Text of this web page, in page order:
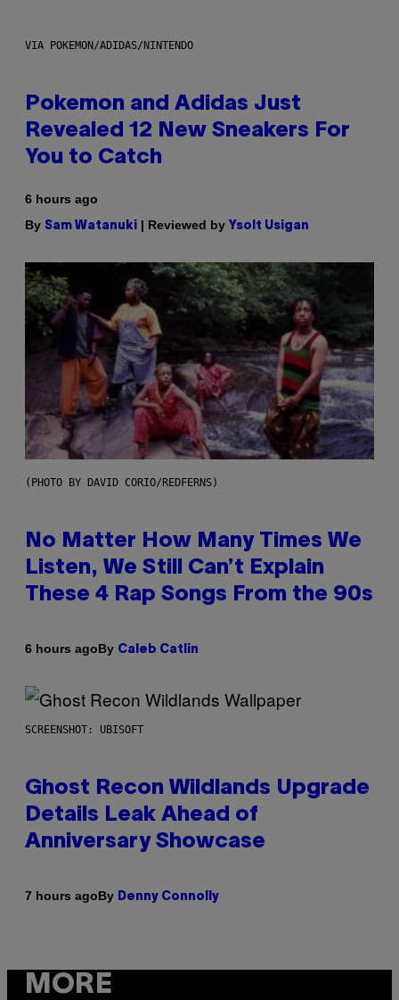
VIA POKEMON/ADIDAS/NINTENDO
Pokemon and Adidas Just
Revealed 12 New Sneakers For
You to Catch
6 hours ago
By Sam Watanuki | Reviewed by Ysolt Usigan
(PHOTO BY DAVID CORIO/REDFERNS)
No Matter How Many Times We
Listen, We Still Can’t Explain
These 4 Rap Songs From the 90s
6 hours agoBy Caleb Catlin
SCREENSHOT: UBISOFT
Ghost Recon Wildlands Upgrade
Details Leak Ahead of
Anniversary Showcase
7 hours agoBy Denny Connolly
MORE